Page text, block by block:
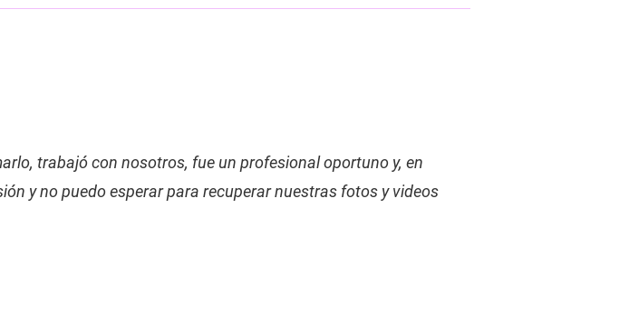
trabajó con nosotros, fue un profesional oportuno y, en
y no puedo esperar para recuperar nuestras fotos y videos